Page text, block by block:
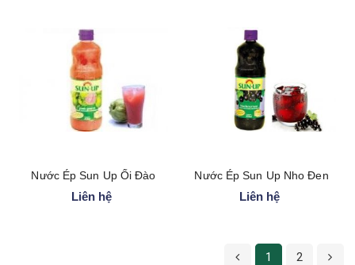
Nước Ép Sun Up Ổi Đào
Liên hệ
Nước Ép Sun Up Nho Đen
Liên hệ
1 2